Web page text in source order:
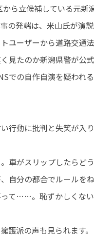
ら立候補している元
の発端は、米山氏が演
ユーザーから道路交通
見たのか新潟県警が
での自作自演を疑われ
行動に批判と失笑が入り
車がスリップしたらど
自分の都合でルールを
て……。恥ずかしくない
護派の声も見られます。